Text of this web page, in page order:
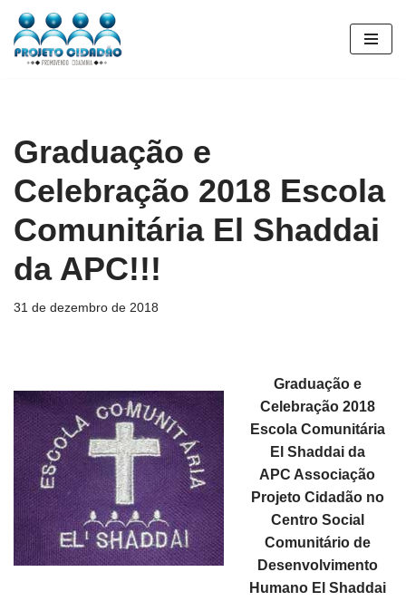
Pular
Graduação e
Celebração 2018 Escola
Comunitária El Shaddai
da APC!!!
31 de dezembro de 2018
Graduação e
Celebração 2018
Escola Comunitária
El Shaddai da
APC Associação
Projeto Cidadão no
Centro Social
Comunitário de
Desenvolvimento
Humano El Shaddai